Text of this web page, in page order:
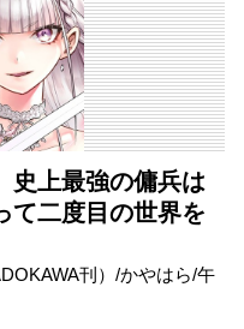
上最強の傭兵は
て二度目の世界を
刊）/かやはら/午